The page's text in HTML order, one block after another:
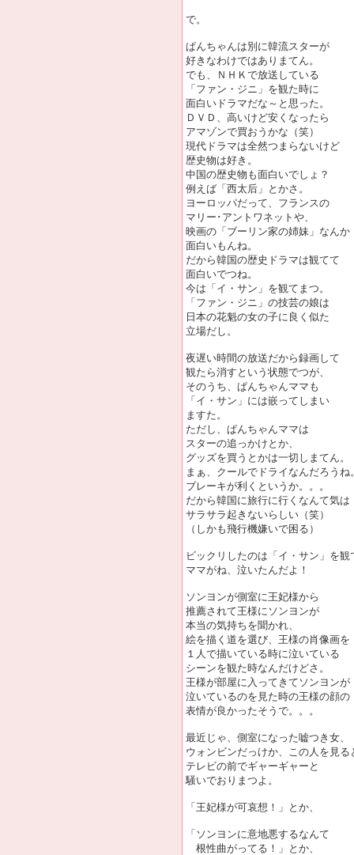
で。
ぱんちゃんは別に韓流スターが
好きなわけではありまてん。
でも、ＮＨＫで放送している
「ファン・ジニ」を観た時に
面白いドラマだな～と思った。
ＤＶＤ、高いけど安くなったら
アマゾンで買おうかな（笑）
現代ドラマは全然つまらないけど
歴史物は好き。
中国の歴史物も面白いでしょ？
例えば「西太后」とかさ。
ヨーロッパだって、フランスの
マリー･アントワネットや、
映画の「ブーリン家の姉妹」なんか
面白いもんね。
だから韓国の歴史ドラマは観てて
面白いでつね。
今は「イ・サン」を観てまつ。
「ファン・ジニ」の技芸の娘は
日本の花魁の女の子に良く似た
立場だし。
夜遅い時間の放送だから録画して
観たら消すという状態でつが、
そのうち、ぱんちゃんママも
「イ・サン」には嵌ってしまい
ますた。
ただし、ぱんちゃんママは
スターの追っかけとか、
グッズを買うとかは一切しまてん。
まぁ、クールでドライなんだろうね
ブレーキが利くというか。。。
だから韓国に旅行に行くなんて気は
サラサラ起きないらしい（笑）
（しかも飛行機嫌いで困る）
ビックリしたのは「イ・サン」を観
ママがね、泣いたんだよ！
ソンヨンが側室に王妃様から
推薦されて王様にソンヨンが
本当の気持ちを聞かれ、
絵を描く道を選び、王様の肖像画を
１人で描いている時に泣いている
シーンを観た時なんだけどさ。
王様が部屋に入ってきてソンヨンが
泣いているのを見た時の王様の顔の
表情が良かったそうで。。。
最近じゃ、側室になった嘘つき女、
ウォンビンだっけか、この人を見る
テレビの前でギャーギャーと
騒いでおりまつよ。
「王妃様が可哀想！」とか、
「ソンヨンに意地悪するなんて
根性曲がってる！」とか、